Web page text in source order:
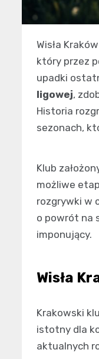
Wisła
który przez
upadki
ligowej,
Historia
sezonach,
Klub
możliwe
rozgrywki w
o powrót na
imponujący.
Wisła
Krakowski
istotny dla
aktualnych